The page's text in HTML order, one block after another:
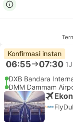
Konfirmasi instan
06:55 07:30
DXB Bandara
DMM Dammam